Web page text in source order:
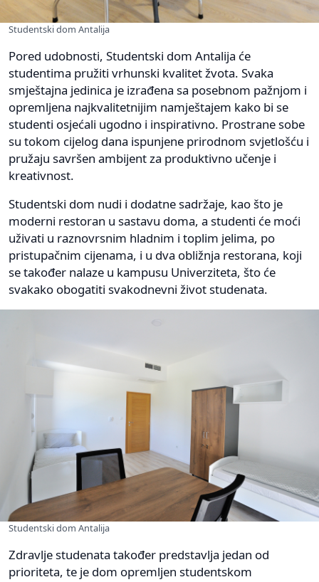
Studentski dom Antalija
Pored udobnosti, Studentski dom Antalija će
studentima pružiti vrhunski kvalitet žvota. Svaka
smještajna jedinica je izrađena sa posebnom pažnjom i
opremljena najkvalitetnijim namještajem kako bi se
studenti osjećali ugodno i inspirativno. Prostrane sobe
su tokom cijelog dana ispunjene prirodnom svjetlošću i
pružaju savršen ambijent za produktivno učenje i
kreativnost.
Studentski dom nudi i dodatne sadržaje, kao što je
moderni restoran u sastavu doma, a studenti će moći
uživati u raznovrsnim hladnim i toplim jelima, po
pristupačnim cijenama, i u dva obližnja restorana, koji
se također nalaze u kampusu Univerziteta, što će
svakako obogatiti svakodnevni život studenata.
Studentski dom Antalija
Zdravlje studenata također predstavlja jedan od
prioriteta, te je dom opremljen studentskom